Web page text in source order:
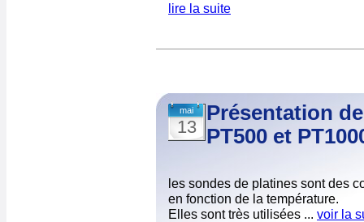
lire la suite
mai
13
Présentation
PT500 et
les sondes de platines sont des
en fonction de la température.
Elles sont très utilisées ... voir la